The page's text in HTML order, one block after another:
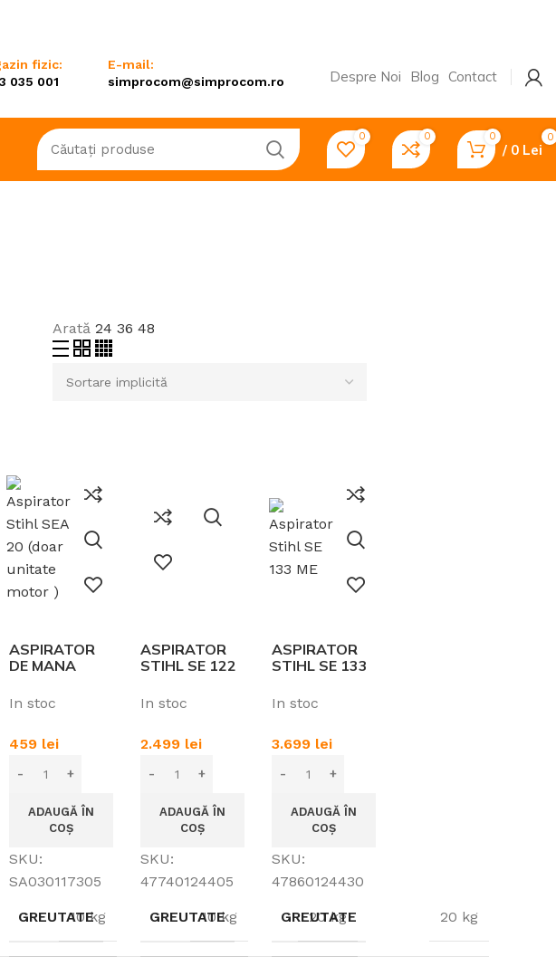
fizic:
035 001
E-mail:
simprocom@simprocom.ro
Despre Noi Blog Contact
de tuns gazon
busteni
Zdrobitoare de struguri
0 0 0 0
/ 0 Lei
Arată243648
10 kg
ASPIRATOR
DE MANA
SET ( DOAR
In stoc
459 lei
ADAUGĂ ÎN
COȘ
SKU:
SA030117305
GREUTATE 10 kg
ASPIRATOR
STIHL SE 122
In stoc
2.499 lei
ADAUGĂ ÎN
COȘ
SKU:
47740124405
GREUTATE 20 kg
ASPIRATOR
STIHL SE 133
In stoc
3.699 lei
ADAUGĂ ÎN
COȘ
SKU:
47860124430
GREUTATE 20 kg